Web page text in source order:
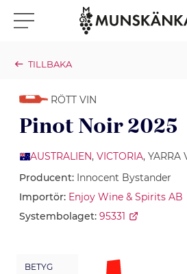
Klicka för meny
TILLBAKA
RÖTT VIN
Pinot Noir 2025
AUSTRALIEN, VICTORIA, YARRA
Producent: Innocent Bystander
Importör: Enjoy Wine & Spirits AB
Systembolaget: 95331
BETYG